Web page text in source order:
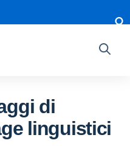
di
linguistici